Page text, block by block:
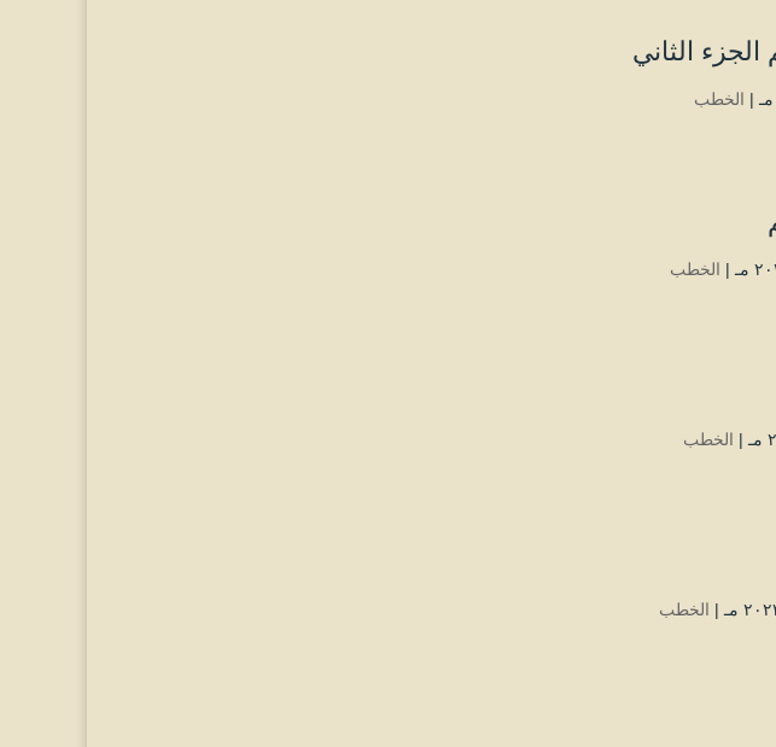
الثاني
الخطب
الخطب
الخطب
الخطب